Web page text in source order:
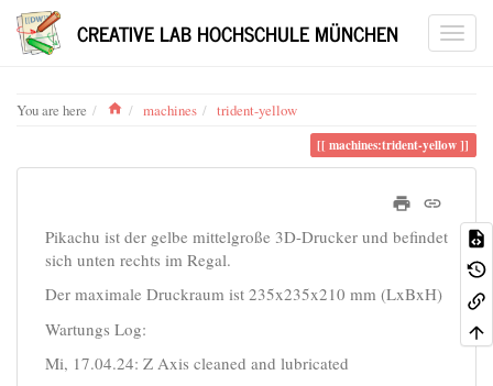
CREATIVE LAB HOCHSCHULE MÜNCHEN
You are here Homemachines trident-yellow
machines:trident-yellow
Pikachu ist der gelbe mittelgroße 3D-Drucker und befindet
sich unten rechts im Regal.
Der maximale Druckraum ist 235x235x210 mm (LxBxH)
Wartungs Log:
Mi, 17.04.24: Z Axis cleaned and lubricated